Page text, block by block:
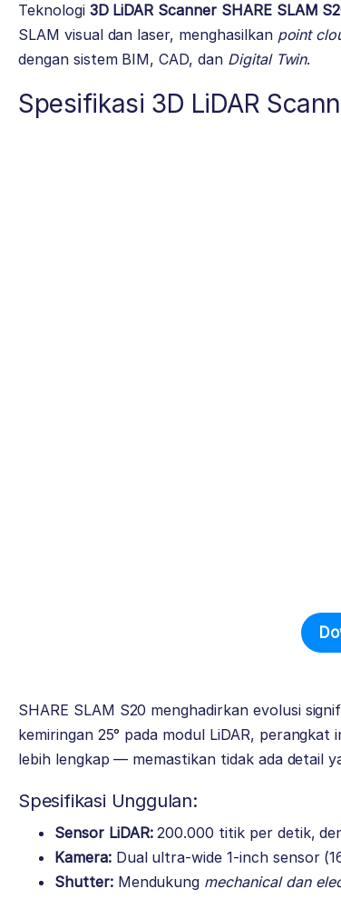
Teknologi 3D LiDAR Scanner SHARE SLAM
SLAM visual dan laser, menghasilkan point
dengan sistem BIM, CAD, dan Digital Twin.
Spesifikasi 3D LiDAR
SHARE SLAM S20 menghadirkan evolusi
kemiringan 25° pada modul LiDAR,
lebih lengkap — memastikan tidak ada detail
Spesifikasi Unggulan:
Sensor LiDAR:200.000 titik per detik,
Kamera:Dual ultra-wide 1-inch sensor
Shutter:Mendukung mechanical dan